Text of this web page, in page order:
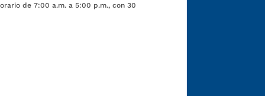
de 7:00 a.m. a 5:00 p.m., con 30